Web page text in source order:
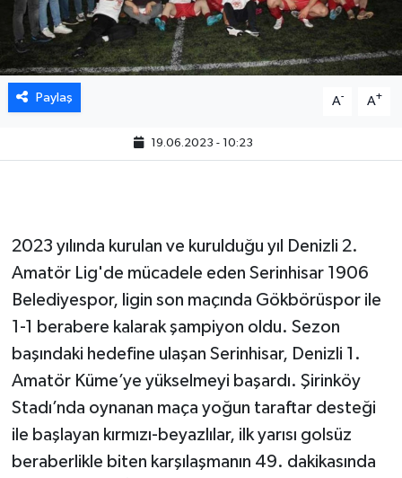
Paylaş A- A+
19.06.2023 - 10:23
2023 yılında kurulan ve kurulduğu yıl Denizli 2.
Amatör Lig'de mücadele eden Serinhisar 1906
Belediyespor, ligin son maçında Gökbörüspor ile
1-1 berabere kalarak şampiyon oldu. Sezon
başındaki hedefine ulaşan Serinhisar, Denizli 1.
Amatör Küme’ye yükselmeyi başardı. Şirinköy
Stadı’nda oynanan maça yoğun taraftar desteği
ile başlayan kırmızı-beyazlılar, ilk yarısı golsüz
beraberlikle biten karşılaşmanın 49. dakikasında